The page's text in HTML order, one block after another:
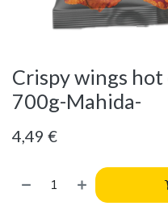
Crispy wings
700g-Mahida-
4,49 €